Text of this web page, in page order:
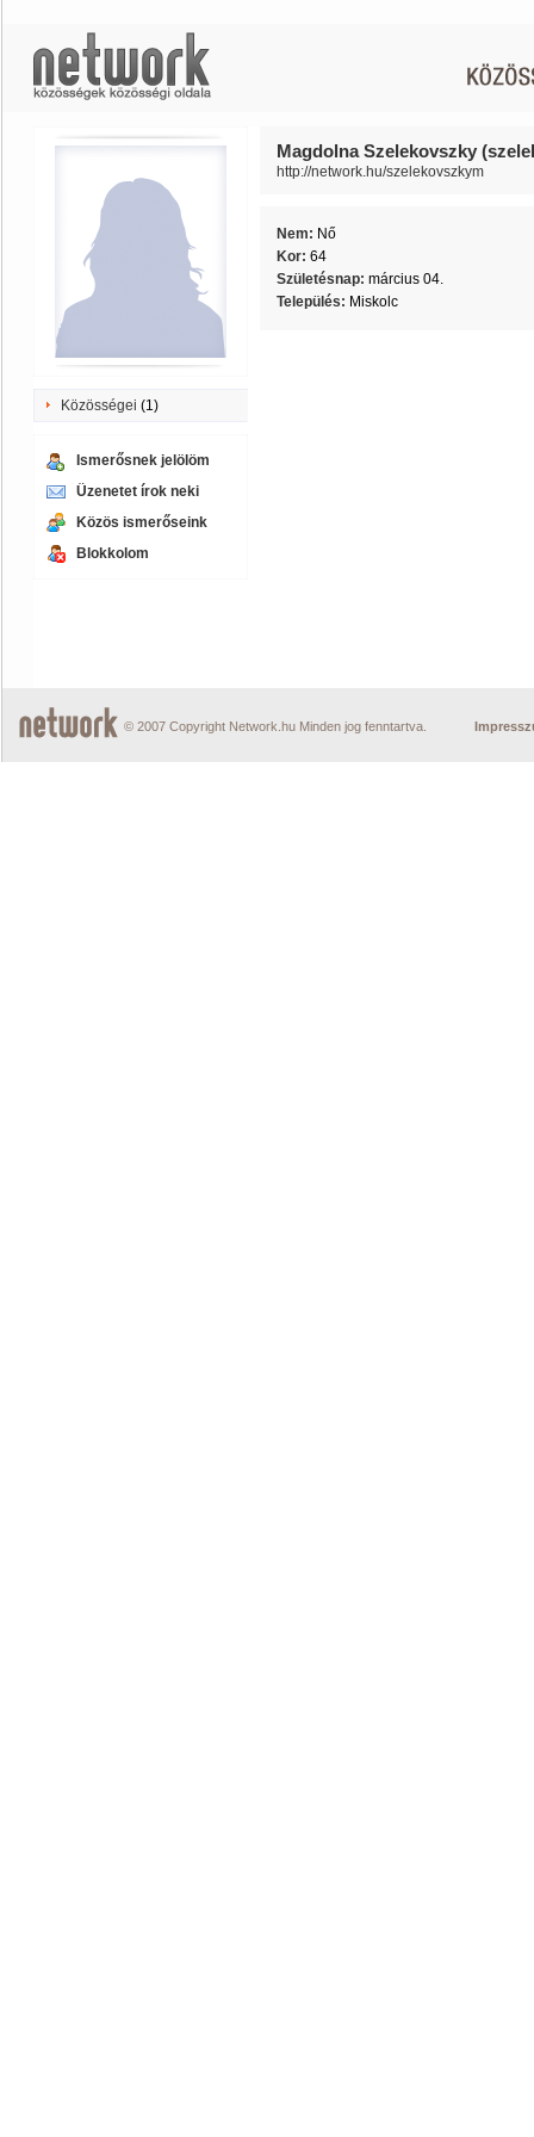
Közösségei (1)
Ismerősnek jelölöm
Üzenetet írok neki
Közös ismerőseink
Blokkolom
Magdolna Szelekovszky
http://network.hu/szelekovszkym
Nem: Nő
Kor: 64
Születésnap: március 04.
Település: Miskolc
© 2007 Copyright Network.hu Minden jog fenntartva.